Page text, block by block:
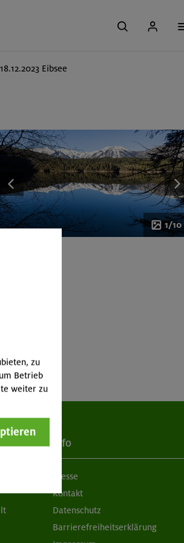
18.12.2023 Eibsee
1/10
Info
Presse
Kontakt
Datenschutz
Barrierefreiheitserklärung
zu
Betrieb
weiter zu